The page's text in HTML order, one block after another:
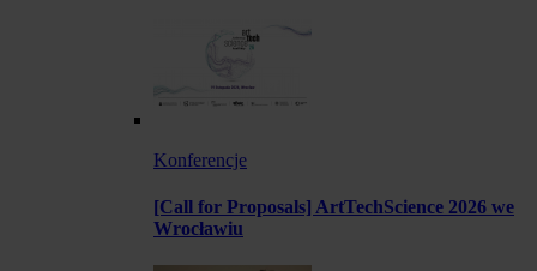
Konferencje
[Call for Proposals] ArtTechScience 2026 we
Wrocławiu